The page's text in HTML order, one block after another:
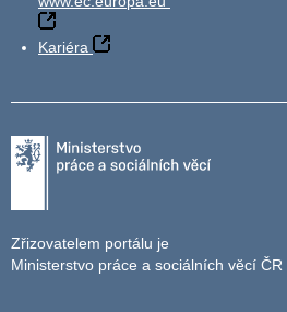
Kariéra
Zřizovatelem portálu je
Ministerstvo práce a sociálních věcí ČR